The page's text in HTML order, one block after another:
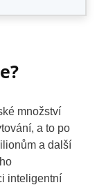
množství
a to po
a další
inteligentní